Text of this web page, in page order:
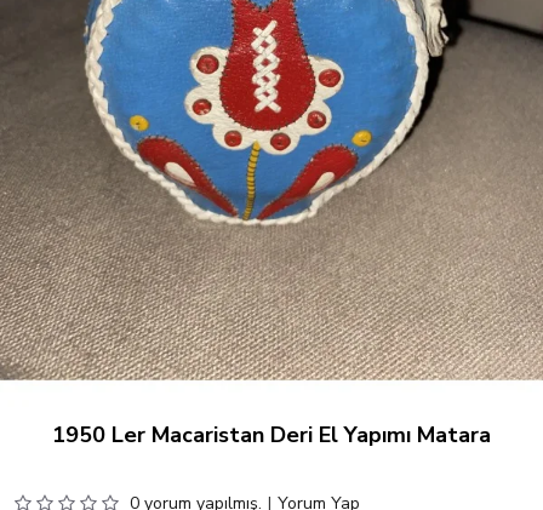
1950 Ler Macaristan Deri El Yapımı Matara
0 yorum yapılmış. | Yorum Yap